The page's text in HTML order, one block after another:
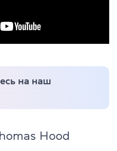
на наш
Hood